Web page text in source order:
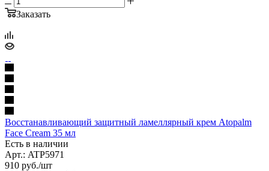
Заказать
Восстанавливающий защитный ламеллярный крем Atopalm
Face Cream 35 мл
Есть в наличии
Арт.: ATP5971
910 руб./шт